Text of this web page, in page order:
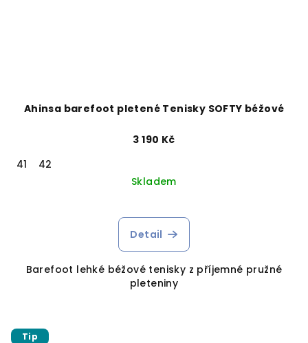
Ahinsa barefoot pletené Tenisky SOFTY béžové
3 190 Kč
41
42
Skladem
Detail
Barefoot lehké béžové tenisky z příjemné pružné
pleteniny
Tip